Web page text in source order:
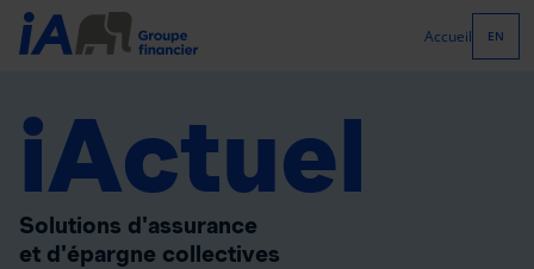
Accueil EN
iActuel
Solutions d'assurance
et d'épargne collectives